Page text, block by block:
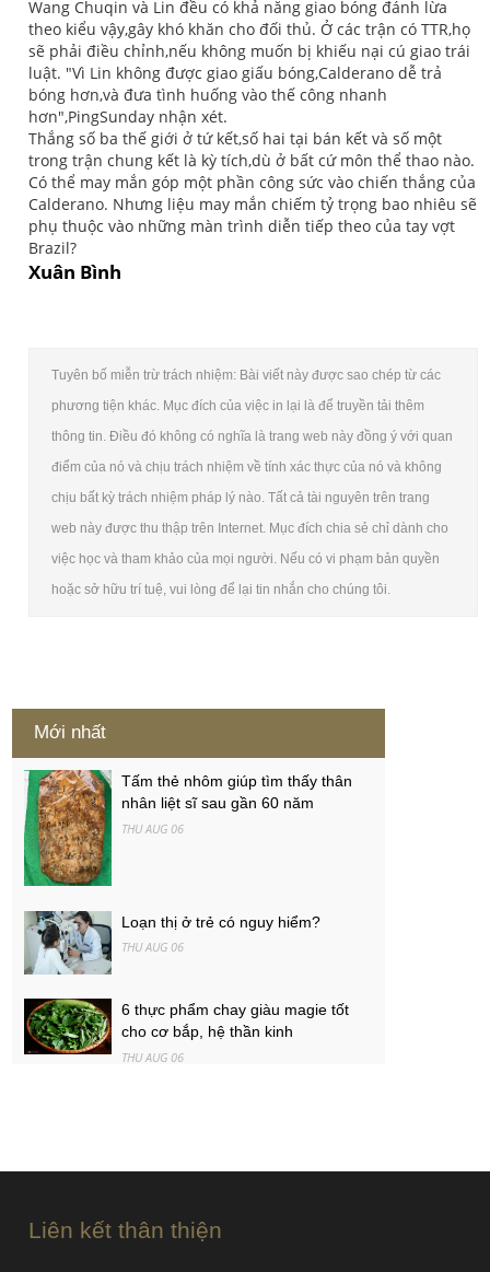
Wang Chuqin và Lin đều có khả năng giao bóng đánh lừa
theo kiểu vậy,gây khó khăn cho đối thủ. Ở các trận có TTR,họ
sẽ phải điều chỉnh,nếu không muốn bị khiếu nại cú giao trái
luật. "Vì Lin không được giao giấu bóng,Calderano dễ trả
bóng hơn,và đưa tình huống vào thế công nhanh
hơn",PingSunday nhận xét.
Thắng số ba thế giới ở tứ kết,số hai tại bán kết và số một
trong trận chung kết là kỳ tích,dù ở bất cứ môn thể thao nào.
Có thể may mắn góp một phần công sức vào chiến thắng của
Calderano. Nhưng liệu may mắn chiếm tỷ trọng bao nhiêu sẽ
phụ thuộc vào những màn trình diễn tiếp theo của tay vợt
Brazil?
Xuân Bình
Tuyên bố miễn trừ trách nhiệm: Bài viết này được sao chép từ các
phương tiện khác. Mục đích của việc in lại là để truyền tải thêm
thông tin. Điều đó không có nghĩa là trang web này đồng ý với quan
điểm của nó và chịu trách nhiệm về tính xác thực của nó và không
chịu bất kỳ trách nhiệm pháp lý nào. Tất cả tài nguyên trên trang
web này được thu thập trên Internet. Mục đích chia sẻ chỉ dành cho
việc học và tham khảo của mọi người. Nếu có vi phạm bản quyền
hoặc sở hữu trí tuệ, vui lòng để lại tin nhắn cho chúng tôi.
Mới nhất
Tấm thẻ nhôm giúp tìm thấy thân
nhân liệt sĩ sau gần 60 năm
THU AUG 06
Loạn thị ở trẻ có nguy hiểm?
THU AUG 06
6 thực phẩm chay giàu magie tốt
cho cơ bắp, hệ thần kinh
THU AUG 06
Liên kết thân thiện